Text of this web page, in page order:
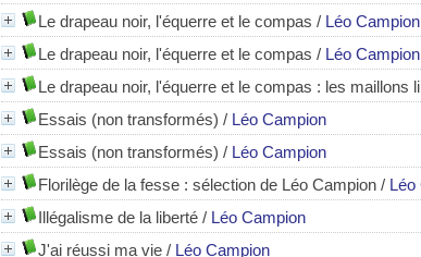
Le drapeau noir, l'équerre et le compas / Léo Campion
Le drapeau noir, l'équerre et le compas / Léo Campion
Le drapeau noir, l'équerre et le compas : les maillons
Essais (non transformés) / Léo Campion
Essais (non transformés) / Léo Campion
Florilège de la fesse : sélection de Léo Campion / Léo
Illégalisme de la liberté / Léo Campion
J'ai réussi ma vie / Léo Campion